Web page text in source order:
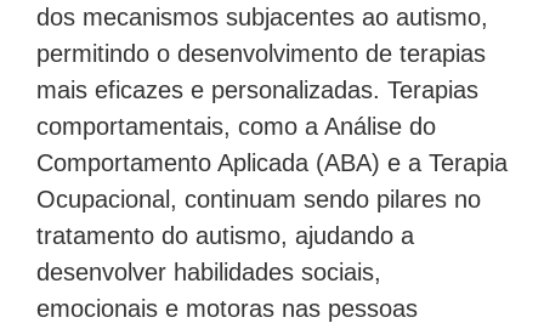
dos mecanismos subjacentes ao autismo,
permitindo o desenvolvimento de terapias
mais eficazes e personalizadas. Terapias
comportamentais, como a Análise do
Comportamento Aplicada (ABA) e a Terapia
Ocupacional, continuam sendo pilares no
tratamento do autismo, ajudando a
desenvolver habilidades sociais,
emocionais e motoras nas pessoas